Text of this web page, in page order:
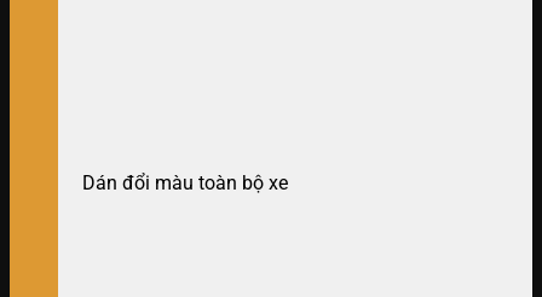
Dán đổi màu toàn bộ xe